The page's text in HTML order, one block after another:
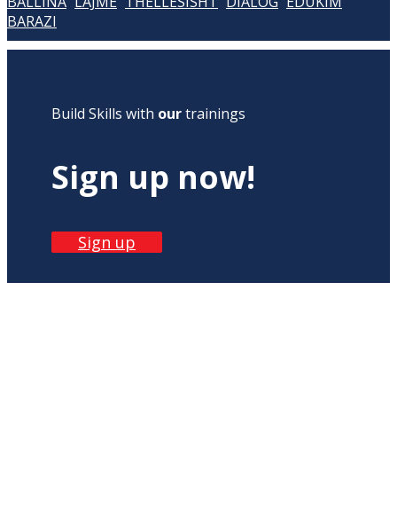
BARAZI
Build Skills with ourtrainings
Sign up now!
Sign up